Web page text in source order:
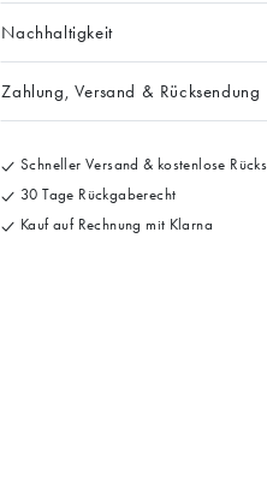
Nachhaltigkeit
Zahlung, Versand & Rücksendung
Schneller Versand & kostenlose
30 Tage Rückgaberecht
Kauf auf Rechnung mit Klarna